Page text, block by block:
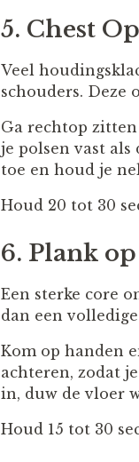
5. Chest
Veel
schouders. Deze
Ga rechtop
je polsen vast
toe en houd je
Houd 20 tot 30
6. Plank
Een sterke core
dan een
Kom op handen
achteren, zodat
in, duw de vloer
Houd 15 tot 30